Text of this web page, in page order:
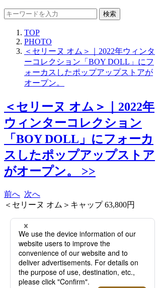
検索
TOP
PHOTO
＜セリーヌ オム＞｜2022年ウィンタ
ーコレクション「BOY DOLL」にフ
ォーカスしたポップアップストアが
オープン。
＜セリーヌ オム＞｜2022年
ウィンターコレクション
「BOY DOLL」にフォーカ
スしたポップアップストア
がオープン。 >>
前へ 次へ
＜セリーヌ オム＞キャップ 63,800円